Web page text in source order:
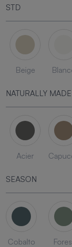
STD
Beige
NATURALLY MADE
Acier
SEASON
Cobalto